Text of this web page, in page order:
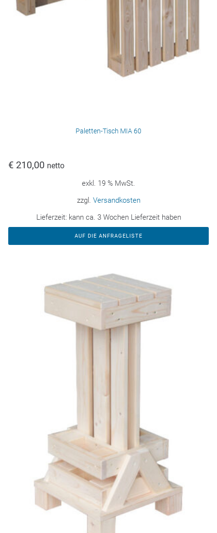
Paletten-Tisch MIA 60
€ 210,00 netto
exkl. 19 % MwSt.
zzgl. Versandkosten
Lieferzeit: kann ca. 3 Wochen Lieferzeit haben
AUF DIE ANFRAGELISTE